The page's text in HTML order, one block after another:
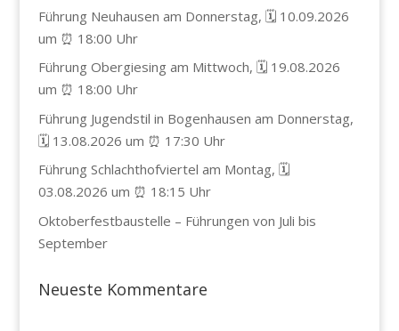
Führung Neuhausen am Donnerstag, 🗓️ 10.09.2026
um ⏰ 18:00 Uhr
Führung Obergiesing am Mittwoch, 🗓️ 19.08.2026
um ⏰ 18:00 Uhr
Führung Jugendstil in Bogenhausen am Donnerstag,
🗓️ 13.08.2026 um ⏰ 17:30 Uhr
Führung Schlachthofviertel am Montag, 🗓️
03.08.2026 um ⏰ 18:15 Uhr
Oktoberfestbaustelle – Führungen von Juli bis
September
Neueste Kommentare